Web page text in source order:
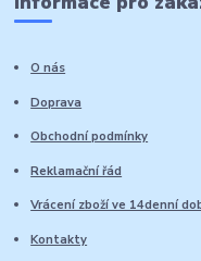
O nás
Doprava
Obchodní podmínky
Reklamační řád
Vrácení zboží ve 14denní
Kontakty